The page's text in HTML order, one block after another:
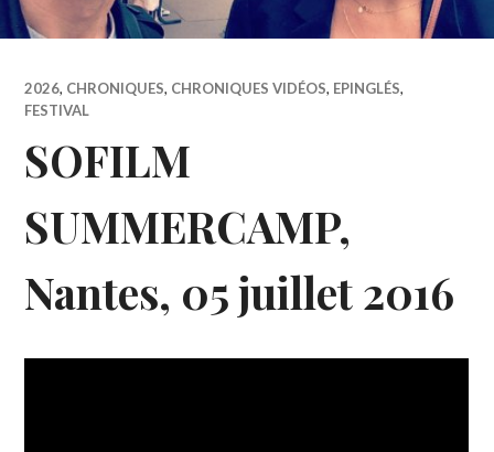
2026, CHRONIQUES, CHRONIQUES VIDÉOS, EPINGLÉS,
FESTIVAL
SOFILM
SUMMERCAMP,
Nantes, 05 juillet 2016